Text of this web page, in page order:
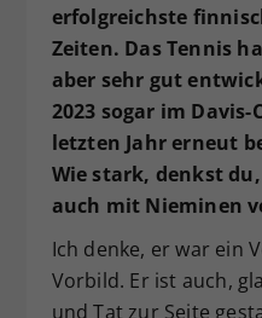
erfolgreichste
Zeiten. Das Tennis
aber sehr gut
2023 sogar im
letzten Jahr erneut
Wie stark, denkst
auch mit Nieminen
Ich denke, er war ein
Vorbild. Er ist auch,
und Tat zur Seite